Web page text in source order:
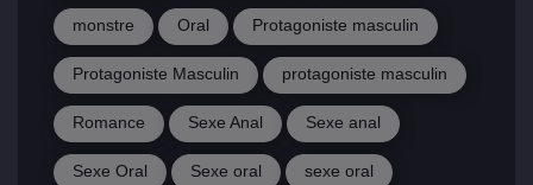
monstre Oral Protagoniste masculin
Protagoniste Masculin protagoniste masculin
Romance Sexe Anal Sexe anal
Sexe Oral Sexe oral sexe oral